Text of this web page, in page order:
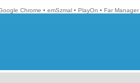
Chrome • emSzmal • PlayOn • Far Manager